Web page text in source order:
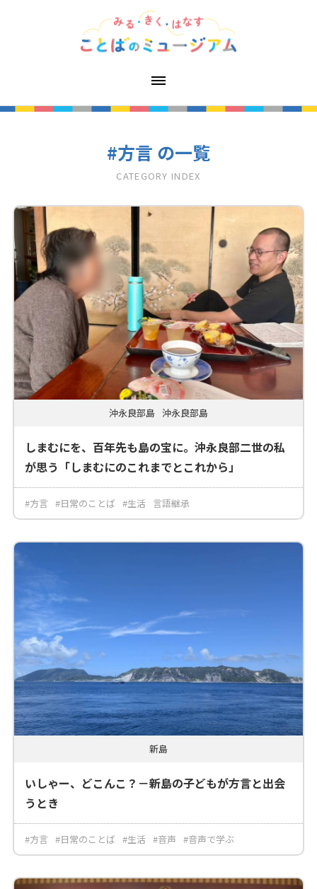
#方言 の一覧
CATEGORY INDEX
沖永良部島 沖永良部島
しまむにを、百年先も島の宝に。沖永良部二世の私
が思う「しまむにのこれまでとこれから」
#方言 #日常のことば #生活 言語継承
新島
いしゃー、どこんこ？－新島の子どもが方言と出会
うとき
#方言 #日常のことば #生活 #音声 #音声で学ぶ